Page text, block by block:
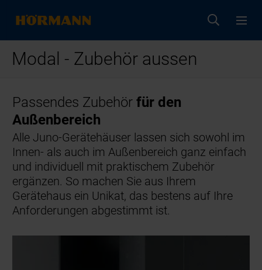
Modal - Zubehör aussen
Passendes Zubehörfür den
Außenbereich
Alle Juno-Gerätehäuser lassen sich sowohl im
Innen- als auch im Außenbereich ganz einfach
und individuell mit praktischem Zubehör
ergänzen. So machen Sie aus Ihrem
Gerätehaus ein Unikat, das bestens auf Ihre
Anforderungen abgestimmt ist.